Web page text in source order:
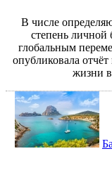
В числе
степень личной
глобальным
опубликовала
жизни